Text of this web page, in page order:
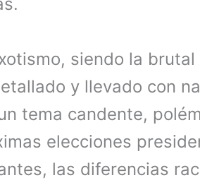
siendo la
y llevado con
tema candente,
elecciones
las diferencias